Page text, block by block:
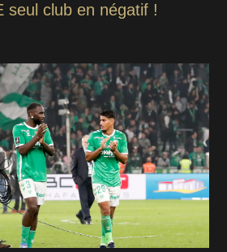
seul club en négatif !